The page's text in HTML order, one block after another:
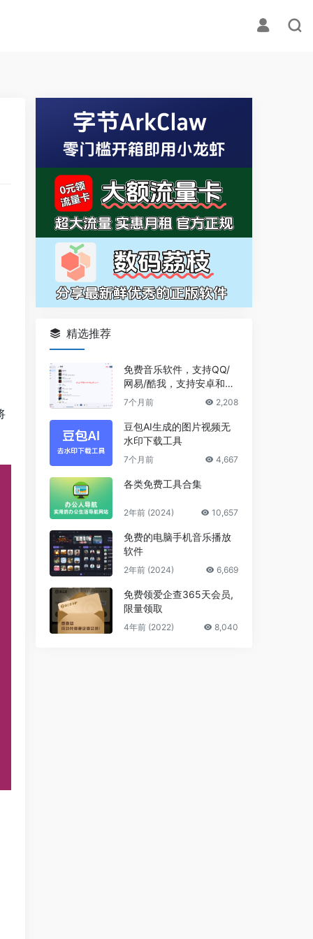
精选推荐
免费音乐软件，支持QQ/
网易/酷我，支持安卓和Wi
ndows平台
7个月前 2,208
豆包AI生成的图片视频无
水印下载工具
7个月前 4,667
各类免费工具合集
2年前 (2024) 10,657
免费的电脑手机音乐播放
软件
2年前 (2024) 6,669
免费领爱企查365天会员,
限量领取
4年前 (2022) 8,040